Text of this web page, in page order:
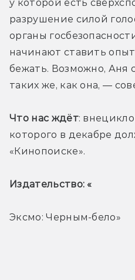
у которой есть
разрушение силой
органы
начинают ставить
бежать. Возможно, Аня
таких же, как она, —
Что нас ждёт:
которого в декабре
«Кинопоиске».
Издательство: «
Эксмо: Черным-бело»